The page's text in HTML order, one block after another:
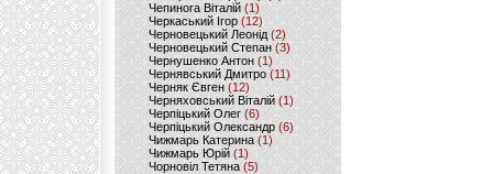
Чепинога Віталій (1)
Черкаський Ігор (12)
Черновецький Леонід(2)
Черновецький Степан (3)
Чернушенко Антон (1)
Чернявський Дмитро(11)
Черняк Євген(12)
Черняховський Віталій (1)
Черпіцький Олег (6)
Черпіцький Олександр (6)
Чижмарь Катерина (1)
Чижмарь Юрій (1)
Чорновіл Тетяна (5)